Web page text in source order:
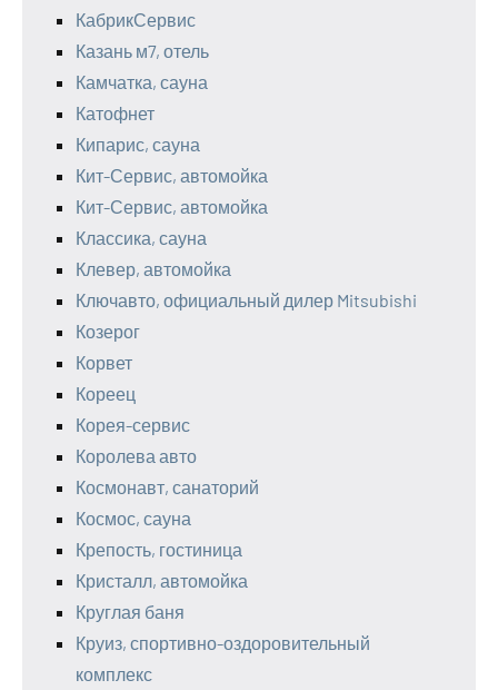
КабрикСервис
Казань м7, отель
Камчатка, сауна
Катофнет
Кипарис, сауна
Кит-Сервис, автомойка
Кит-Сервис, автомойка
Классика, сауна
Клевер, автомойка
Ключавто, официальный дилер Mitsubishi
Козерог
Корвет
Кореец
Корея-сервис
Королева авто
Космонавт, санаторий
Космос, сауна
Крепость, гостиница
Кристалл, автомойка
Круглая баня
Круиз, спортивно-оздоровительный
комплекс